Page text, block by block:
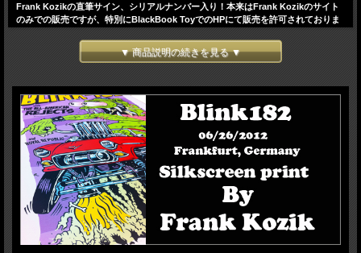
Frank Kozikの直筆サイン、シリアルナンバー入り！本来はFrank Kozikのサイト
のみでの販売ですが、特別にBlackBook ToyでのHPにて販売を許可されておりま
H×W:約88.9x57.2cm(35x22.5インチ)
参照下さい。（別途料金がかかります。）
▼ 商品説明の続きを見る ▼